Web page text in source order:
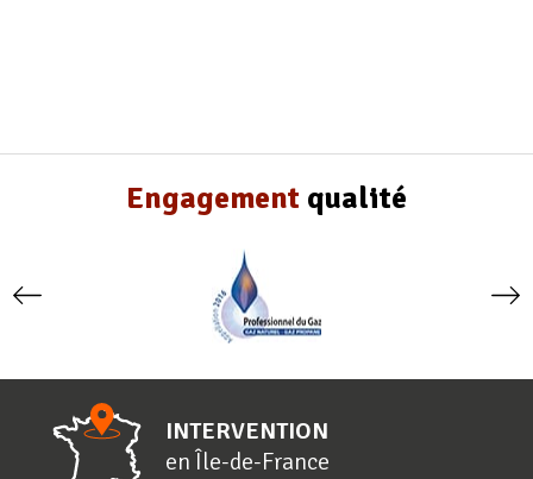
Engagement qualité
INTERVENTION
en Île-de-France